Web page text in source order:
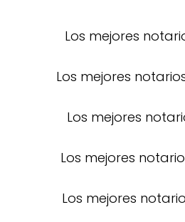
Los mejores
Los mejores
Los mejores
Los mejores
Los mejores